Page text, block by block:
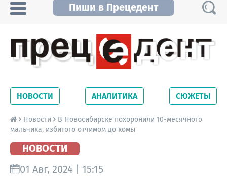
Пиши в Прецедент
Новосибирской области. Читайте свежие
новости на сайте сетевого издания
Precedent.
НОВОСТИ АНАЛИТИКА СЮЖЕТЫ
Новости
В Новосибирске похоронили 10-месячного
мальчика, избитого отчимом до комы
НОВОСТИ
01 Авг, 2024 | 15:15